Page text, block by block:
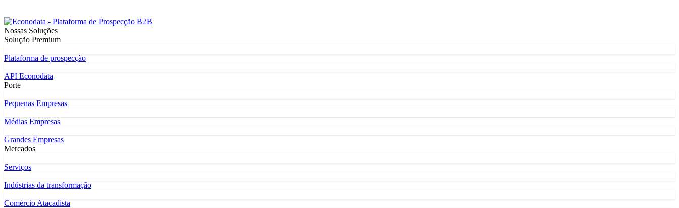
Nossas Soluções
Solução Premium
Plataforma de prospecção
API Econodata
Porte
Pequenas Empresas
Médias Empresas
Grandes Empresas
Mercados
Serviços
Indústrias da transformação
Comércio Atacadista